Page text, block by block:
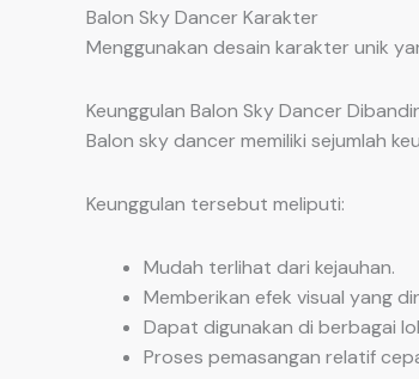
Balon Sky Dancer Karakter
Menggunakan desain karakter unik
Keunggulan Balon Sky Dancer
Balon sky dancer memiliki sejumlah
Keunggulan tersebut meliputi:
Mudah terlihat dari kejauhan.
Memberikan efek visual yang
Dapat digunakan di berbagai
Proses pemasangan relatif